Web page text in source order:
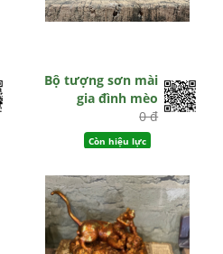
Bộ tượng sơn mài
gia đình mèo
0 đ
Còn hiệu lực